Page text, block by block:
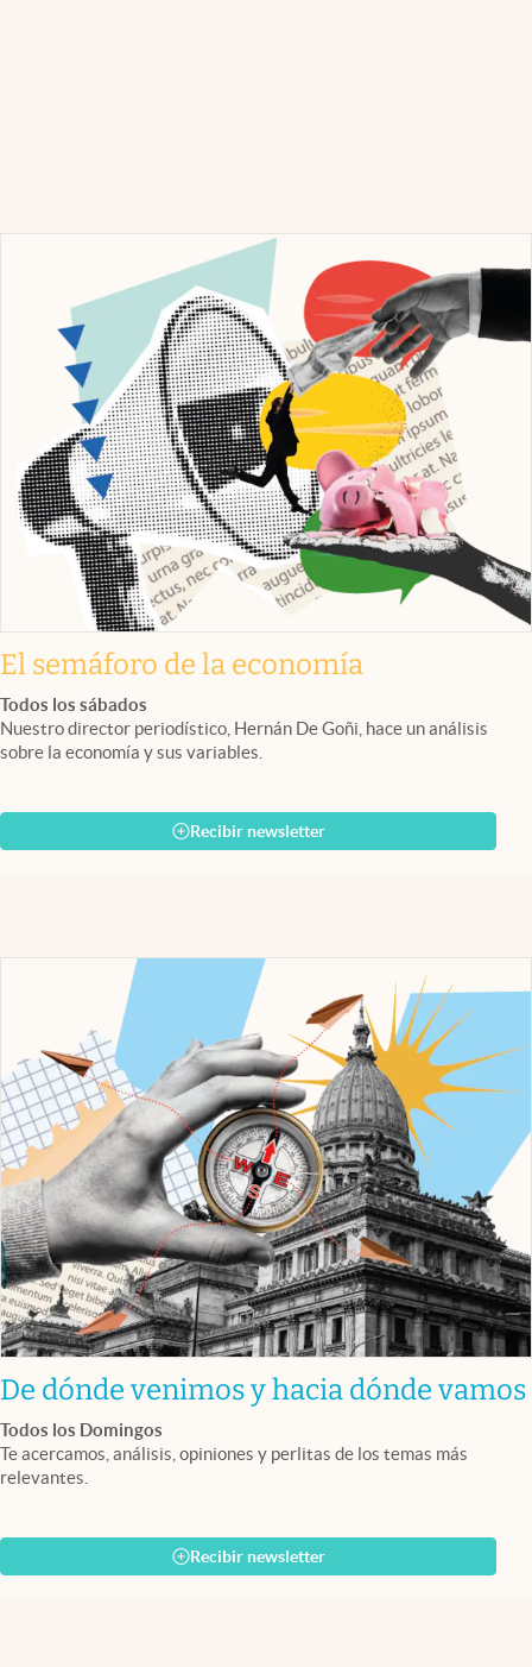
El semáforo de la economía
Todos los sábados
Nuestro director periodístico, Hernán De Goñi, hace un análisis
sobre la economía y sus variables.
Recibir newsletter
De dónde venimos y hacia dónde vamos
Todos los Domingos
Te acercamos, análisis, opiniones y perlitas de los temas más
relevantes.
Recibir newsletter